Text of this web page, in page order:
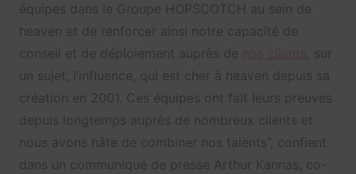
équipes dans le Groupe HOPSCOTCH au sein de
heaven et de renforcer ainsi notre capacité de
conseil et de déploiement auprès de
, sur
un sujet, l’influence, qui est cher à heaven depuis sa
création en 2001. Ces équipes ont fait leurs preuves
depuis longtemps auprès de nombreux clients et
nous avons hâte de combiner nos talents”, confient
dans un communiqué de presse Arthur Kannas, co-